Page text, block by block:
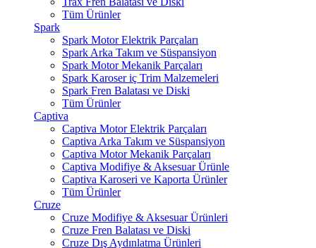
Tüm Ürünler
Spark
Spark Motor Elektrik Parçaları
Spark Arka Takım ve Süspansiyon
Spark Motor Mekanik Parçaları
Spark Karoser iç Trim Malzemeleri
Spark Fren Balatası ve Diski
Tüm Ürünler
Captiva
Captiva Motor Elektrik Parçaları
Captiva Arka Takım ve Süspansiyon
Captiva Motor Mekanik Parçaları
Captiva Modifiye & Aksesuar Ürünle
Captiva Karoseri ve Kaporta Ürünler
Tüm Ürünler
Cruze
Cruze Modifiye & Aksesuar Ürünleri
Cruze Fren Balatası ve Diski
Cruze Dış Aydınlatma Ürünleri